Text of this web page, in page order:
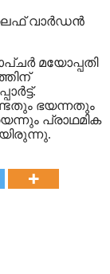
വാര്‍ഡന്‍
മയോപ്പതി
ഭയന്നതും
പ്രാഥമിക